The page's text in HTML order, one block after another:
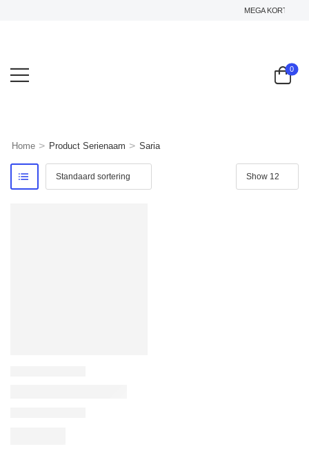
MEGA KORTING
0
Home > Product Serienaam > Saria